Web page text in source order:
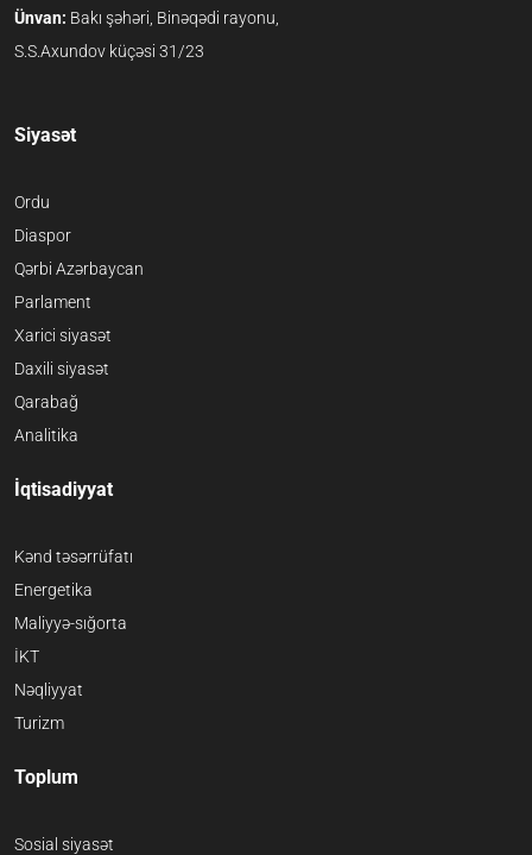
Ünvan: Bakı şəhəri, Binəqədi rayonu,
S.S.Axundov küçəsi 31/23
Siyasət
Ordu
Diaspor
Qərbi Azərbaycan
Parlament
Xarici siyasət
Daxili siyasət
Qarabağ
Analitika
İqtisadiyyat
Kənd təsərrüfatı
Energetika
Maliyyə-sığorta
İKT
Nəqliyyat
Turizm
Toplum
Sosial siyasət